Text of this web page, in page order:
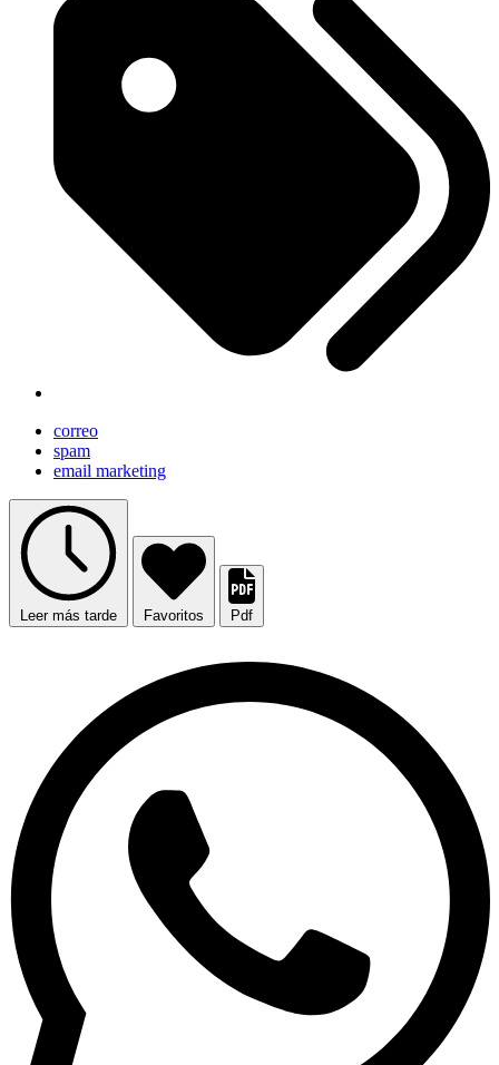
correo
spam
email marketing
Leer más tarde Favoritos Pdf